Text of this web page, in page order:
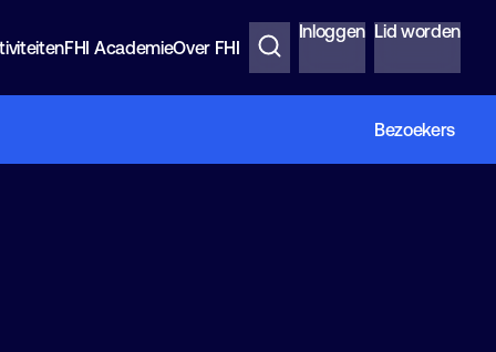
FHI AcademieOver FHI
Inloggen Lid worden
Bezoekers